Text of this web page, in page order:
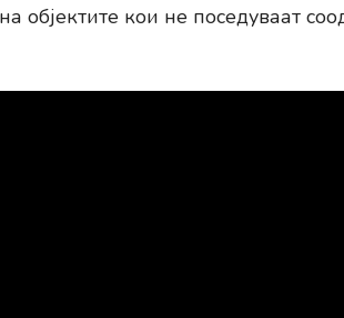
објектите кои не поседуваат